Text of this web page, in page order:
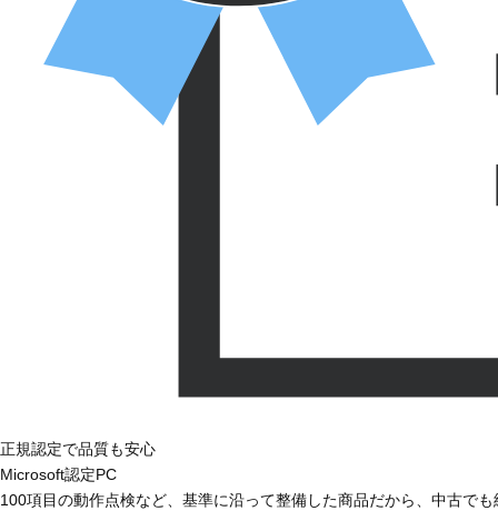
正規認定で品質も安心
Microsoft認定PC
100項目の動作点検など、基準に沿って整備した商品だから、中古で